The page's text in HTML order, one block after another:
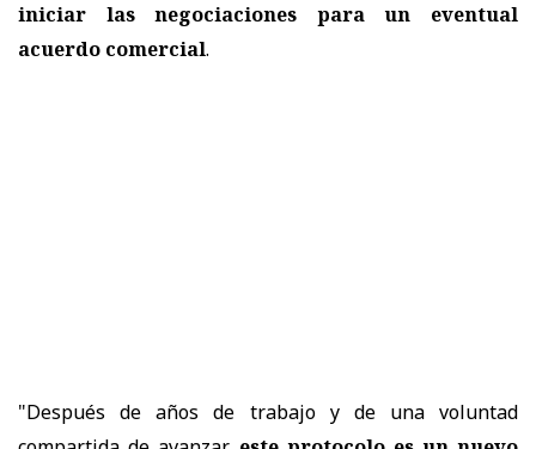
iniciar las negociaciones para un eventual
acuerdo comercial.
"Después de años de trabajo y de una voluntad